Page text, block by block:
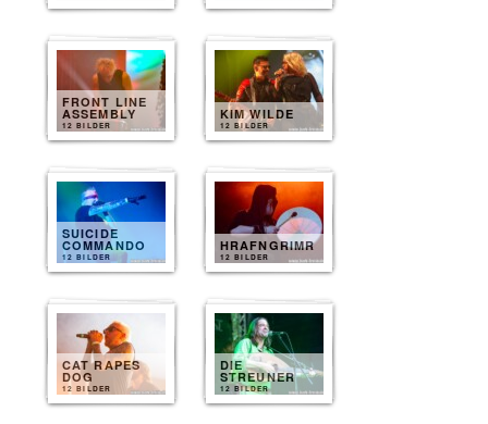
FRONT LINE
ASSEMBLY
12 BILDER
KIM WILDE
12 BILDER
SUICIDE
COMMANDO
12 BILDER
HRAFNGRIMR
12 BILDER
CAT RAPES
DOG
12 BILDER
DIE
STREUNER
12 BILDER